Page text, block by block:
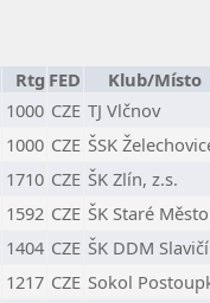
Rtg FED
Klub/Místo
1000 CZE TJ Vlčnov
1000 CZE ŠSK
1710 CZE ŠK Zlín, z.s.
1592 CZE ŠK Staré Město
1404 CZE ŠK DDM
1217 CZE Sokol